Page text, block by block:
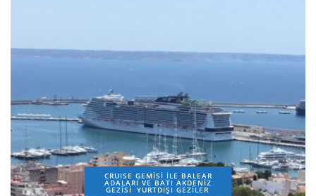
CRUISE GEMİSİ İLE BALEAR
ADALARI VE BATI AKDENİZ
GEZİSİ YURTDIŞI GEZILER